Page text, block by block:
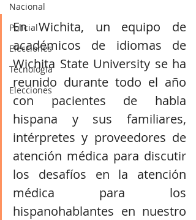
Nacional
Policial
Elecciones
Tecnología
Elecciones
En Wichita, un equipo de
académicos de idiomas de
Wichita State University se ha
reunido durante todo el año
con pacientes de habla
hispana y sus familiares,
intérpretes y proveedores de
atención médica para discutir
los desafíos en la atención
médica para los
hispanohablantes en nuestro